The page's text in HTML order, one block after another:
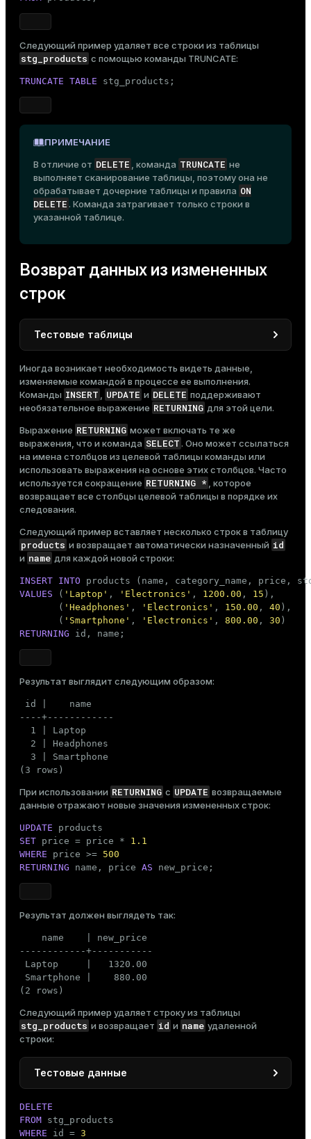
Следующий пример удаляет все строки из таблицы
stg_products с помощью команды TRUNCATE:
TRUNCATE TABLE stg_products;
ПРИМЕЧАНИЕ
В отличие от DELETE , команда TRUNCATE не
выполняет сканирование таблицы, поэтому она не
обрабатывает дочерние таблицы и правила ON
DELETE . Команда затрагивает только строки в
указанной таблице.
Возврат данных из измененных
строк
Тестовые таблицы
Удалите существующие таблицы productsи
stg_products:
DROP TABLE
DROP
TABLE stg_products;
Создайте таблицу products , в которой столбецid
имеет тип SERIAL:
CREATE TABLE products
(
    name
TEXT ,
    category_name
TEXT,
    price
NUMERIC(
    stock
INT
)
WITH (appendoptimized = true)
    DISTRIBUTED
BY (id);
Создайте таблицу
CREATE TABLE stg_products
(
)
WITH (appendoptimized =
Иногда возникает необходимость видеть данные,
изменяемые командой в процессе ее выполнения.
Команды INSERT UPDATE и DELETE поддерживают
необязательное выражение RETURNING для этой цели.
Выражение RETURNING может включать те же
выражения, что и команда SELECT . Оно может ссылаться
на имена столбцов из целевой таблицы команды или
использовать выражения на основе этих столбцов. Часто
используется сокращение RETURNING * , которое
возвращает все столбцы целевой таблицы в порядке их
следования.
Следующий пример вставляет несколько строк в таблицу
products и возвращает автоматически назначенный id
и name для каждой новой строки:
INSERT INTO
VALUES ( 'Laptop' , 'Electronics' , 1200.00 , 15 ),
       (
'Headphones' , 'Electronics' , 150.00 , 40 ),
       (
'Smartphone' , 'Electronics' , 800.00 , 30
RETURNING id, name;
Результат выглядит следующим образом:
id |    name
----+------------
  1 | Laptop
  2 | Headphones
  3 | Smartphone
(3 rows)
При использовании RETURNING с UPDATE возвращаемые
данные отражают новые значения измененных строк:
UPDATE
SET price = price * 1.1
WHERE price >= 500
RETURNING name, price AS new_price;
Результат должен выглядеть так:
    name    | new_price
------------+-----------
Laptop     |   1320.00
Smartphone |    880.00
(2 rows)
Следующий пример удаляет строку из таблицы
stg_products и возвращает id и name удаленной
строки:
Тестовые данные
INSERT
SELECT
FROM products;
DELETE
FROM
WHERE id = 3